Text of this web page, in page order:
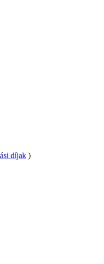
díjak )